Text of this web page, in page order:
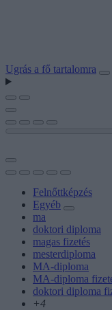
Ugrás a fő tartalomra
Felnőttképzés
Egyéb
ma
doktori diploma
magas fizetés
mesterdiploma
MA-diploma
MA-diploma
doktori diploma
+4